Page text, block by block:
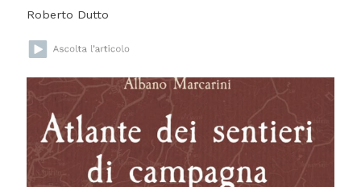
Roberto Dutto